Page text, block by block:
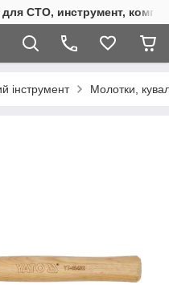
СТО, инструмент,
інструмент Молотки,